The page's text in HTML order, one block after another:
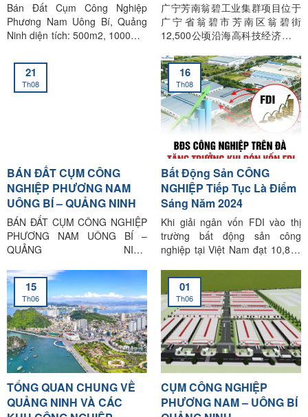
Bán Đất Cụm Công Nghiệp
Phương Nam Uông Bí, Quảng
Ninh diện tích: 500m2, 1000m2,
5000m2, 6000m2, 7000m2,
8000m2, 9000m2, 1ha, 1.5ha,
2ha, 3ha, 5ha, 6ha, 8ha, 9ha,
15.000m2, 20.000m2,
30.000m2, 50.000m2,
60.000m2, 80.000m2,
90.000m2, 100.000m2,… Cho
Thuê Nhà Xưởng diện tích:
300m2,
广宁芳南翁碧工业集群项目位于
广宁省翁碧市芳南区翁碧街
12,500公顷沿海高科技经济重点
积62.65公顷，投资额超过6000
亿越南盾。项目面积75%用于投
资建设车间、工厂、工业园……
剩余25%用于公用事业、交通、
树木、服务、管理用房。有关该
项目的详细信息将在下文全面更
新。 1. 广宁省旺碧市芳南产业集
群概况 芳南工业集群是汪碧市乃
至整个广宁省的重点项目。该项
目的开发目的是吸引对该地区的
投资，并搬迁影响汪碧市城市规
划和环境的运营生产设施。一旦
投入运营，芳南产业集群将成为
工业和服务业可持续发展的动
力。为促进广宁省未来的经济发
展做出贡献。 项目名称：芳南产
业集群 面积： 62.65公顷 投资资
本： 5450亿越南盾 地址：广宁
省旺碧市芳南区 投资者： Cam
Thinh工业股份公司 规模： 75%
的土地面积用于建设工厂和车
间，其余25%的土地面积用于建
设附属工程、道路、树木、运营
中心、服务…… 租金价
格： 105-110美元/平方米（立即
交付） 单价： 2,650,000 越南
BÁN ĐẤT CỤM CÔNG
NGHIỆP PHƯƠNG NAM
UÔNG BÍ – QUẢNG NINH
BÁN ĐẤT CỤM CÔNG NGHIỆP
PHƯƠNG NAM UÔNG BÍ –
QUẢNG NINH
—————— 1. THÔNG TIN –
Địa chỉ: Đường quốc lộ 10,
phường Phương Nam, thành
phố Uông Bí, tỉnh Quảng Ninh -
Diện tích 62,65ha, Nằm trong
quần thể KCN Phương Nam
rộng 5.789ha – Diện tích từ:
600m², 800 m², 1,500m²,
3,000m², 5,000 m², 10,000m²,
15,000m², 20,000m² –
21
Th08
Bất Động Sản CÔNG
NGHIỆP Tiếp Tục Là Điểm
Sáng Năm 2024
Khi giải ngân vốn FDI vào thị
trường bất động sản công
nghiệp tại Việt Nam đạt 10,8 tỷ
trở lại đây, cùng với đó hàng
loạt các nhà máy lớn ở hai miền
được khởi công xây dựng. Đã
giúp thị trường trở nên sôi động
khi tăng cả về giá thuê
16
Th08
TỔNG QUAN CHUNG VỀ
QUẢNG NINH VÀ CÁC
15
Th06
CỤM CÔNG NGHIỆP
PHƯƠNG NAM – UÔNG BÍ
01
Th06